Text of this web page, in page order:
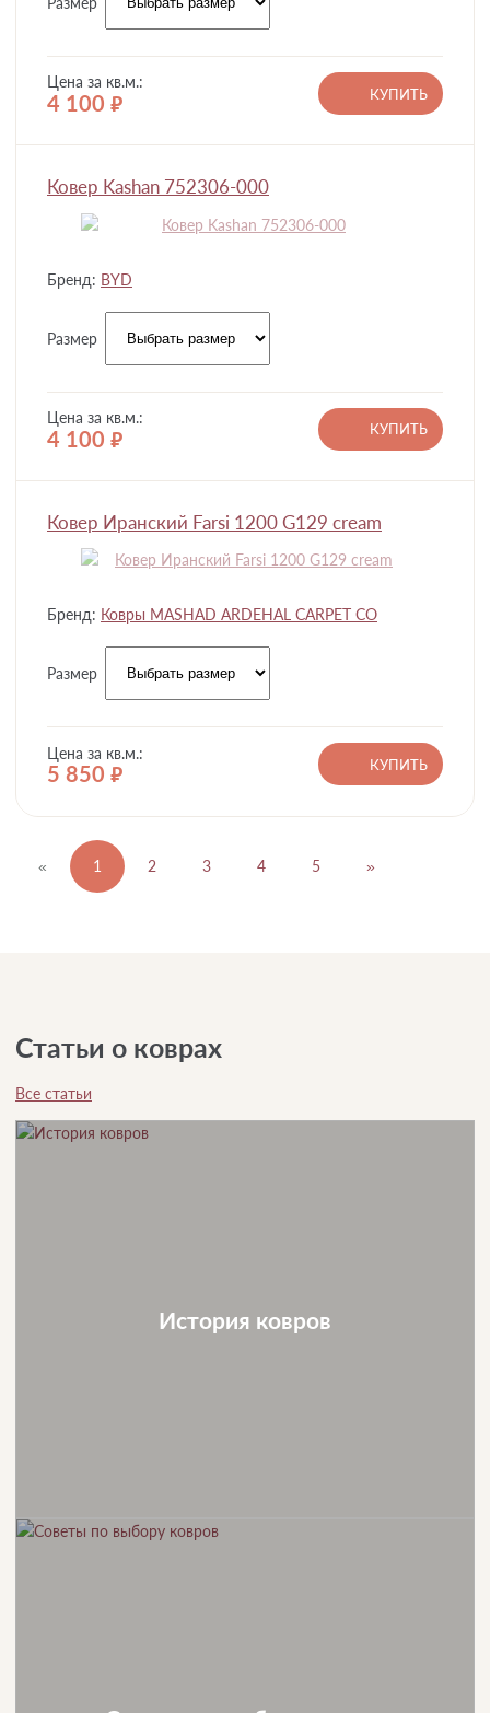
Цена за кв.м.:
4 100 руб.
КУПИТЬ
Ковер Kashan 752306-000
Бренд: BYD
Размер
Цена за кв.м.:
4 100 руб.
КУПИТЬ
Ковер Иранский Farsi 1200 G129 cream
Бренд: Ковры MASHAD ARDEHAL CARPET CO
Размер
Цена за кв.м.:
5 850 руб.
КУПИТЬ
« 1 2 3 4 5 »
Статьи о коврах
Все статьи
История ковров